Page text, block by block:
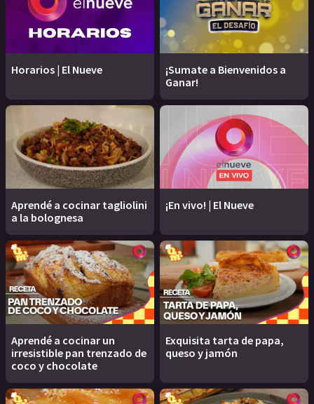
Horarios | El Nueve
¡Sumate a Bienvenidos a
Ganar!
Aprendé a cocinar tagliolini
a la bolognesa
¡En vivo! | El Nueve
Aprendé a cocinar un
irresistible pan trenzado de
coco y chocolate
Exquisita tarta de papa,
queso y jamón